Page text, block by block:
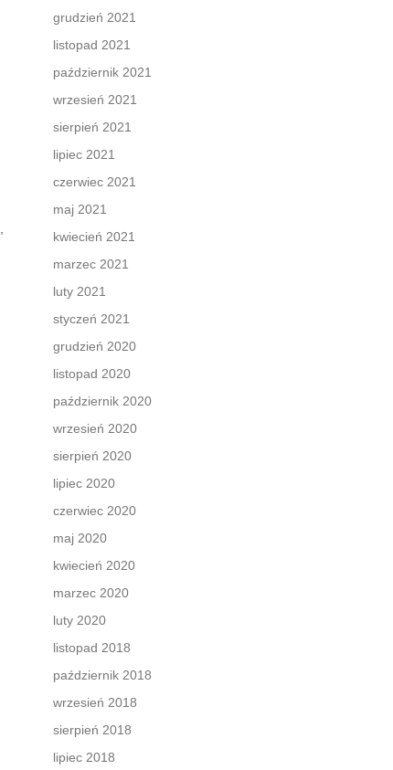
grudzień 2021
listopad 2021
październik 2021
wrzesień 2021
sierpień 2021
lipiec 2021
czerwiec 2021
maj 2021
kwiecień 2021
marzec 2021
luty 2021
styczeń 2021
grudzień 2020
listopad 2020
październik 2020
wrzesień 2020
sierpień 2020
lipiec 2020
czerwiec 2020
maj 2020
kwiecień 2020
marzec 2020
luty 2020
listopad 2018
październik 2018
wrzesień 2018
sierpień 2018
lipiec 2018